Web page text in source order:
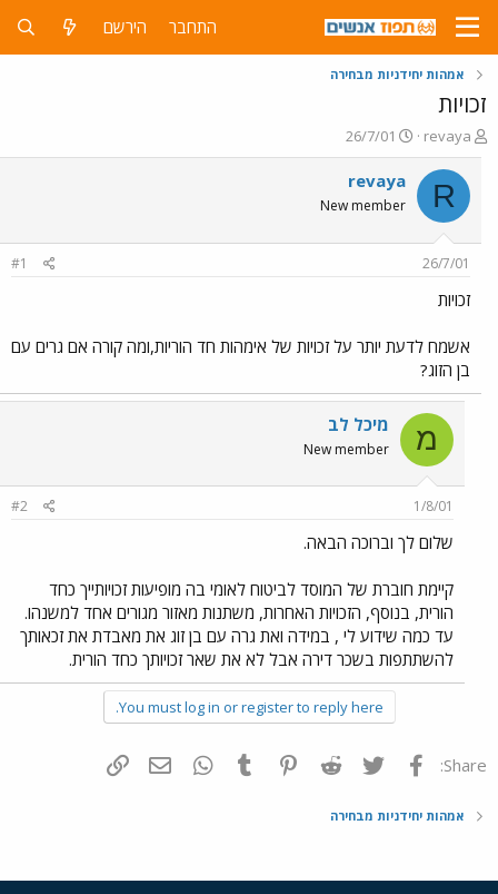
התחבר הירשם
אמהות יחידניות מבחירה
זכויות
פ
ו
ת
ח
ה
ש
א
revaya
פ
ו
ר
ס
ם
26/7/01
R
revaya
New member
26/7/01
#1
זכויות
אשמח לדעת יותר על זכויות של אימהות חד הוריות,ומה קורה אם גרים עם
בן הזוג?
מ מיכל לב
New member
1/8/01
#2
שלום לך וברוכה הבאה.
קיימת חוברת של המוסד לביטוח לאומי בה מופיעות זכויותייך כחד
הורית, בנוסף, הזכויות האחרות, משתנות מאזור מגורים אחד למשנהו.
עד כמה שידוע לי , במידה ואת גרה עם בן זוג את מאבדת את זכאותך
להשתתפות בשכר דירה אבל לא את שאר זכויותך כחד הורית.
You must log in or register to reply here.
Share: פייסבוק Twitter
Reddit
Pinterest
Tumblr
WhatsAppדואר אלקטרוני
אמהות יחידניות מבחירה